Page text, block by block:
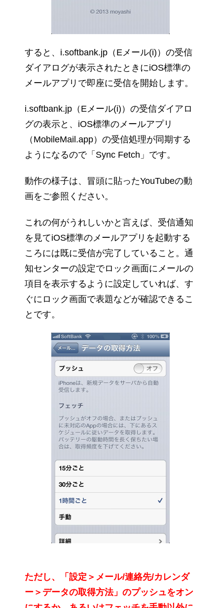
すると、i.softbank.jp（Eメール(i)）の受信
ダイアログが表示されたときにiOS標準の
メールアプリで即座に受信を開始します。
i.softbank.jp（Eメール(i)）の受信ダイアロ
グの表示と、iOS標準のメールアプリ
（MobileMail.app）の受信処理が同期する
ようになるので「Sync Fetch」です。
動作の様子は、冒頭に貼ったYouTubeの動
画をご参照ください。
これの何がうれしいかと言えば、受信通知
を見てiOS標準のメールアプリを起動する
ころには既に受信が完了していること。通
知センターの設定でロック画面にメールの
項目を表示するように設定していれば、す
ぐにロック画面で表題などが確認できるこ
とです。
ただし、「設定＞メール/連絡先/カレンダ
ー＞データの取得方法」のプッシュをオン